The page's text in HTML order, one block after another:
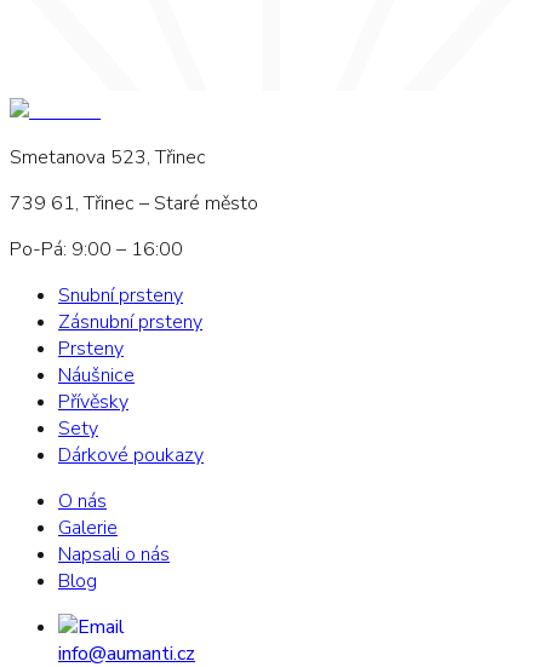
Smetanova 523, Třinec
739 61, Třinec – Staré město
Po-Pá: 9:00 – 16:00
Snubní prsteny
Zásnubní prsteny
Prsteny
Náušnice
Přívěsky
Sety
Dárkové poukazy
O nás
Galerie
Napsali o nás
Blog
info@aumanti.cz